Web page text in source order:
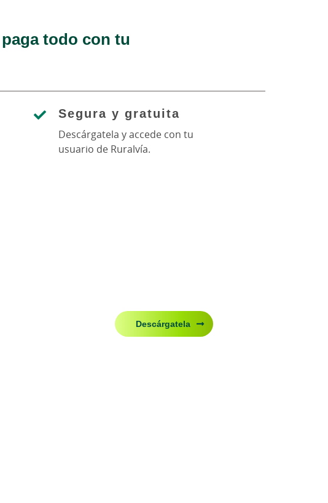
todo con tu
Segura y gratuita
Descárgatela y accede con tu
usuario de Ruralvía.
Descárgatela